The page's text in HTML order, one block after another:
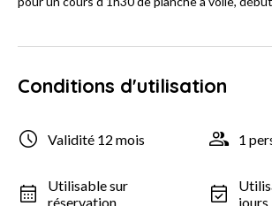
Conditions d'utilisation
Validité 12 mois 1
Utilisable sur
réservation
jours